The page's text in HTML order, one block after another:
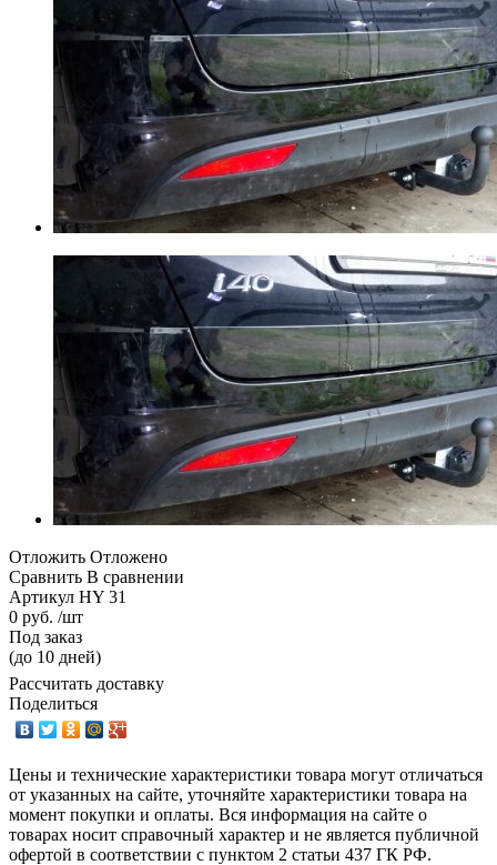
Отложить Отложено
Сравнить В сравнении
Артикул HY 31
0 руб. /шт
Под заказ
(до 10 дней)
Рассчитать доставку
Поделиться
Цены и технические характеристики товара могут отличаться
от указанных на сайте, уточняйте характеристики товара на
момент покупки и оплаты. Вся информация на сайте о
товарах носит справочный характер и не является публичной
офертой в соответствии с пунктом 2 статьи 437 ГК РФ.